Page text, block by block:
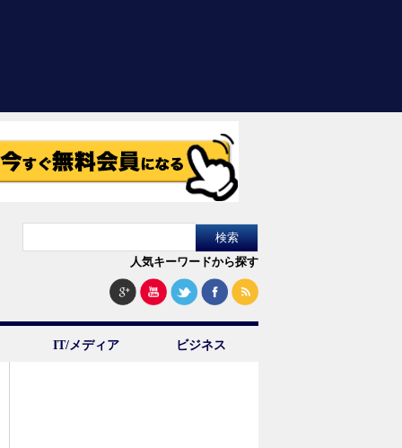
人気キーワードから探す
IT/メディア ビジネス